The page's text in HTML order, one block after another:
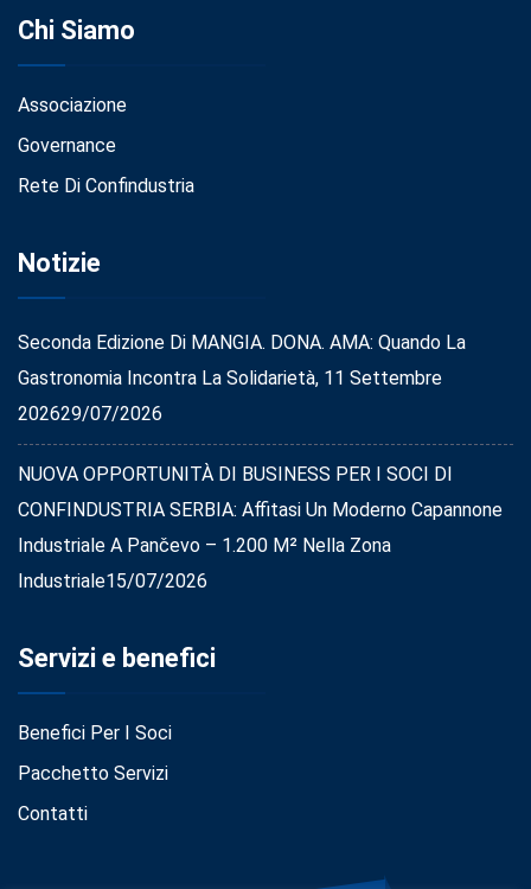
Chi Siamo
Associazione
Governance
Rete Di Confindustria
Notizie
Seconda Edizione Di MANGIA. DONA. AMA: Quando La
Gastronomia Incontra La Solidarietà, 11 Settembre
202629/07/2026
NUOVA OPPORTUNITÀ DI BUSINESS PER I SOCI DI
CONFINDUSTRIA SERBIA: Affitasi Un Moderno Capannone
Industriale A Pančevo – 1.200 M² Nella Zona
Industriale15/07/2026
Servizi e benefici
Benefici Per I Soci
Pacchetto Servizi
Contatti